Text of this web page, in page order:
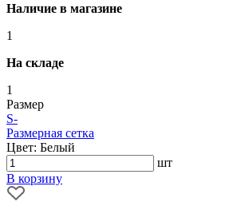
Наличие в магазине
1
На складе
1
Размер
S-
Размерная сетка
Цвет: Белый
шт
В корзину